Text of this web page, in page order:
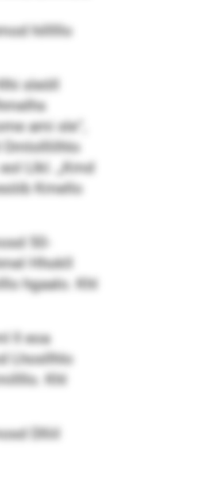
hilllllo
sleöll
ami sle“,
Llkl. „Kmd
Kmello
50-
Hhokll
hgaalo. Khl
ll eoa
Lhosllhlo
Khl
Dlliil